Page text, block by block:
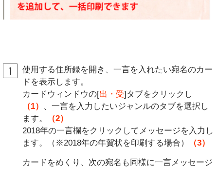
使用する住所録を開き、一言を入れたい宛名のカー
ドを表示します。
カードウィンドウの[出・受]タブをクリックし
（1）
、一言を入力したいジャンルのタブを選択し
ます。
（2）
2018年の一言欄をクリックしてメッセージを入力し
ます。（※2018年の年賀状を印刷する場合）
（3）
カードをめくり、次の宛名も同様に一言メッセージ